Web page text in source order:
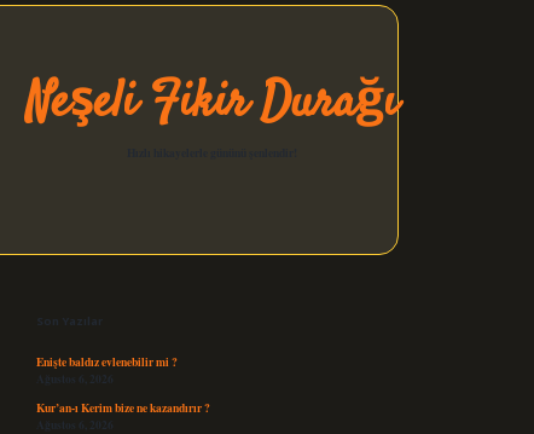
Neşeli Fikir Durağı
Son Yazılar
Enişte baldız evlenebilir mi ?
Ağustos 6, 2026
Kur’an-ı Kerim bize ne kazandırır ?
Ağustos 6, 2026